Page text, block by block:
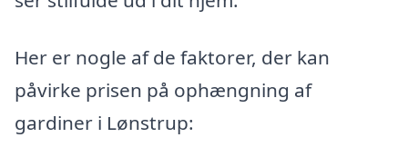
Her er nogle af de faktorer, der kan
påvirke prisen på ophængning af
gardiner i Lønstrup: